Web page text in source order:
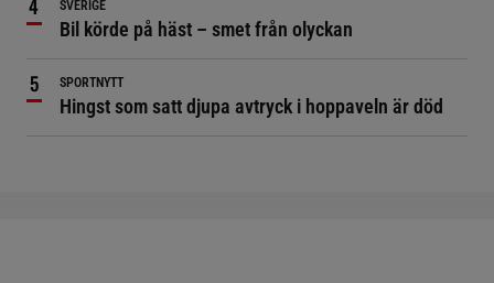
SVERIGE
Bil körde på häst – smet från olyckan
SPORTNYTT
Hingst som satt djupa avtryck i hoppaveln är död